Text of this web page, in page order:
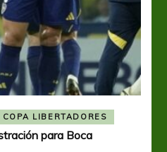
COPA LIBERTADORES
para Boca